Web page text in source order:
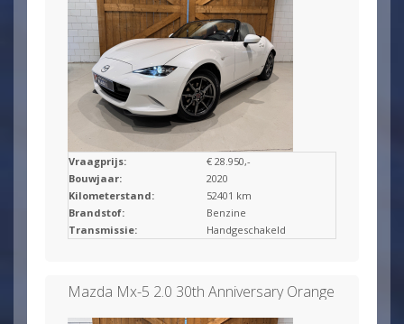
Vraagprijs:
€ 28.950,-
Bouwjaar:
2020
Kilometerstand:
52401 km
Brandstof:
Benzine
Transmissie:
Handgeschakeld
Mazda Mx-5 2.0 30th Anniversary Orange